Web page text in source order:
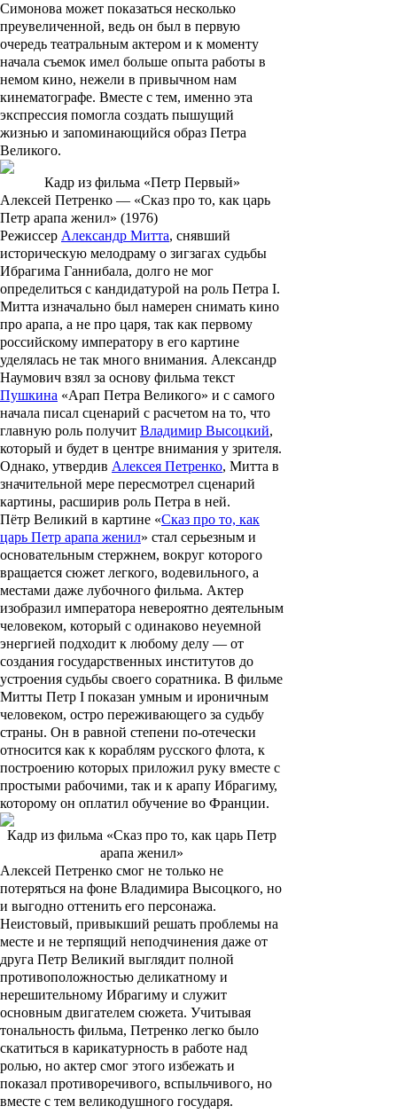
Симонова может показаться несколько
преувеличенной, ведь он был в первую
очередь театральным актером и к моменту
начала съемок имел больше опыта работы в
немом кино, нежели в привычном нам
кинематографе. Вместе с тем, именно эта
экспрессия помогла создать пышущий
жизнью и запоминающийся образ Петра
Великого.
Кадр из фильма «Петр Первый»
Алексей Петренко — «Сказ про то, как царь
Петр арапа женил» (1976)
Режиссер Александр Митта, снявший
историческую мелодраму о зигзагах судьбы
Ибрагима Ганнибала, долго не мог
определиться с кандидатурой на роль Петра I.
Митта изначально был намерен снимать кино
про арапа, а не про царя, так как первому
российскому императору в его картине
уделялась не так много внимания. Александр
Наумович взял за основу фильма текст
Пушкина «Арап Петра Великого» и с самого
начала писал сценарий с расчетом на то, что
главную роль получит Владимир Высоцкий,
который и будет в центре внимания у зрителя.
Однако, утвердив Алексея Петренко, Митта в
значительной мере пересмотрел сценарий
картины, расширив роль Петра в ней.
Пётр Великий в картине «Сказ про то, как
царь Петр арапа женил» стал серьезным и
основательным стержнем, вокруг которого
вращается сюжет легкого, водевильного, а
местами даже лубочного фильма. Актер
изобразил императора невероятно деятельным
человеком, который с одинаково неуемной
энергией подходит к любому делу — от
создания государственных институтов до
устроения судьбы своего соратника. В фильме
Митты Петр I показан умным и ироничным
человеком, остро переживающего за судьбу
страны. Он в равной степени по-отечески
относится как к кораблям русского флота, к
построению которых приложил руку вместе с
простыми рабочими, так и к арапу Ибрагиму,
которому он оплатил обучение во Франции.
Кадр из фильма «Сказ про то, как царь Петр
арапа женил»
Алексей Петренко смог не только не
потеряться на фоне Владимира Высоцкого, но
и выгодно оттенить его персонажа.
Неистовый, привыкший решать проблемы на
месте и не терпящий неподчинения даже от
друга Петр Великий выглядит полной
противоположностью деликатному и
нерешительному Ибрагиму и служит
основным двигателем сюжета. Учитывая
тональность фильма, Петренко легко было
скатиться в карикатурность в работе над
ролью, но актер смог этого избежать и
показал противоречивого, вспыльчивого, но
вместе с тем великодушного государя.